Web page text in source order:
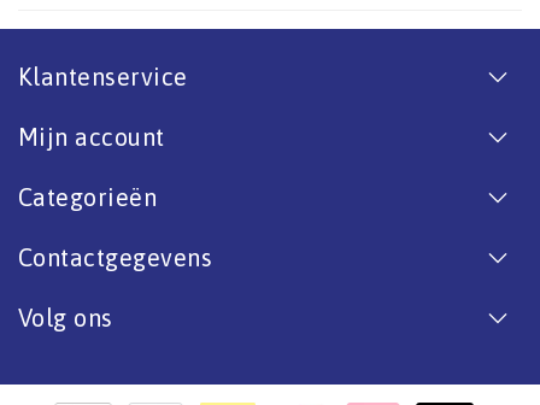
Klantenservice
Mijn account
Categorieën
Contactgegevens
Volg ons